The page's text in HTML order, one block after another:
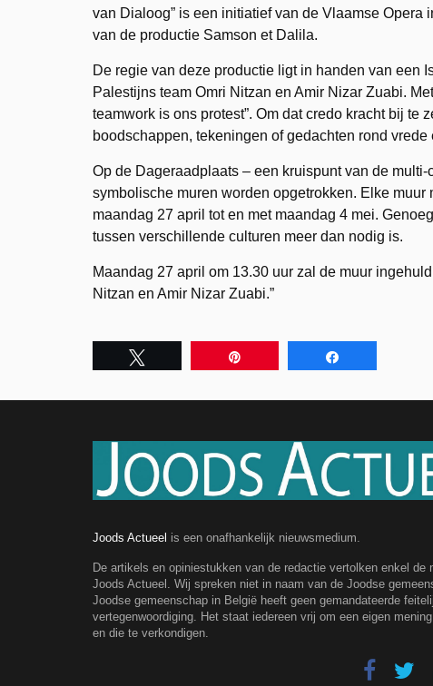
van Dialoog” is een initiatief van de Vlaamse Opera
van de productie Samson et Dalila.
De regie van deze productie ligt in handen van een
Palestijns team Omri Nitzan en Amir Nizar Zuabi.
teamwork is ons protest”. Om dat credo kracht bij te
boodschappen, tekeningen of gedachten rond
Op de Dageraadplaats – een kruispunt van de
symbolische muren worden opgetrokken. Elke
maandag 27 april tot en met maandag 4 mei.
tussen verschillende culturen meer dan nodig is.
Maandag 27 april om 13.30 uur zal de muur
Nitzan en Amir Nizar Zuabi.”
Joods Actueel is een onafhankelijk nieuwsmedium.
De artikels en opiniestukken van de redactie vertolken enkel de
Joods Actueel. Wij spreken niet in naam van de Joodse
Joodse gemeenschap in België heeft geen gemandateerde
vertegenwoordiging. Het staat iedereen vrij om een eigen
en die te verkondigen.